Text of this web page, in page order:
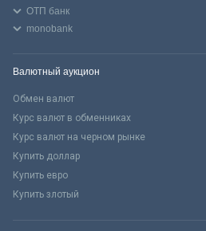
ОТП банк
monobank
Валютный аукцион
Обмен валют
Курс валют в обменниках
Курс валют на черном рынке
Купить доллар
Купить евро
Купить злотый